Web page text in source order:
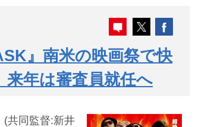
』南米の映画祭で快
来年は審査員就任へ
(共同監督:新井